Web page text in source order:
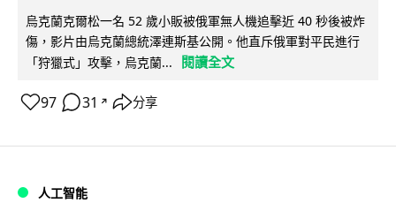
烏克蘭克爾松一名 52 歲小販被俄軍無人機追擊近 40 秒後被炸
傷，影片由烏克蘭總統澤連斯基公開。他直斥俄軍對平民進行
「狩獵式」攻擊，烏克蘭...
閱讀全文
97 31 ↗ 分享
人工智能